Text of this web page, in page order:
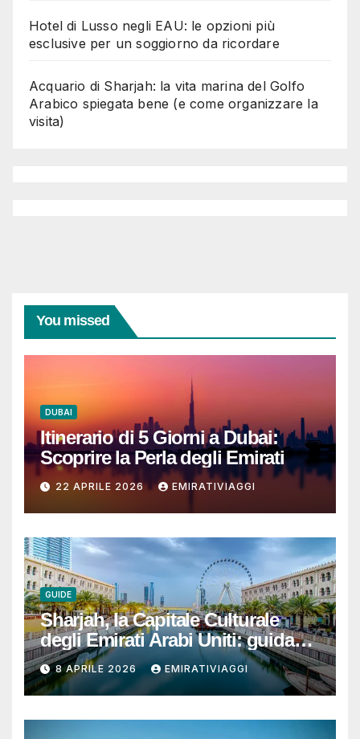
Hotel di Lusso negli EAU: le opzioni più
esclusive per un soggiorno da ricordare
Acquario di Sharjah: la vita marina del Golfo
Arabico spiegata bene (e come organizzare la
visita)
You missed
DUBAI
Itinerario di 5 Giorni a Dubai:
Scoprire la Perla degli Emirati
22 APRILE 2026 EMIRATIVIAGGI
GUIDE
Sharjah, la Capitale Culturale
degli Emirati Arabi Uniti: guida
per un viaggio autentico, ben
organizzato e senza sorprese
8 APRILE 2026 EMIRATIVIAGGI